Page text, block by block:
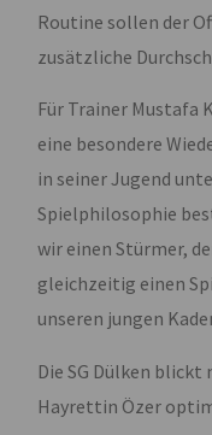
Routine sollen der
zusätzliche
Für Trainer Mustafa
eine besondere
in seiner Jugend
Spielphilosophie
wir einen Stürmer,
gleichzeitig einen
unseren jungen
Die SG Dülken
Hayrettin Özer